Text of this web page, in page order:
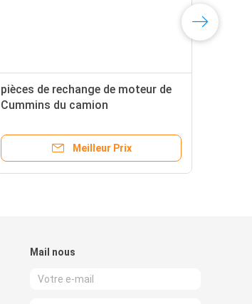
pièces de rechange de moteur de
Cummins du camion
3283335
Meilleur Prix
Mail nous